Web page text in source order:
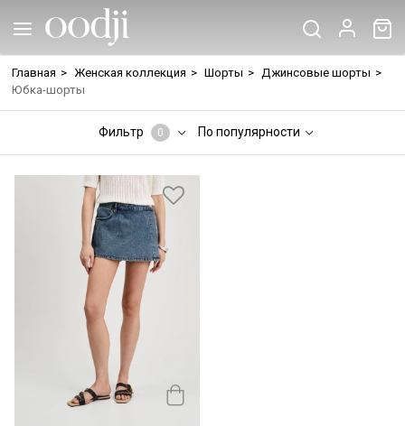
Главная > Женская коллекция > Шорты > Джинсовые шорты >
Юбка-шорты
Фильтр 0 По популярности